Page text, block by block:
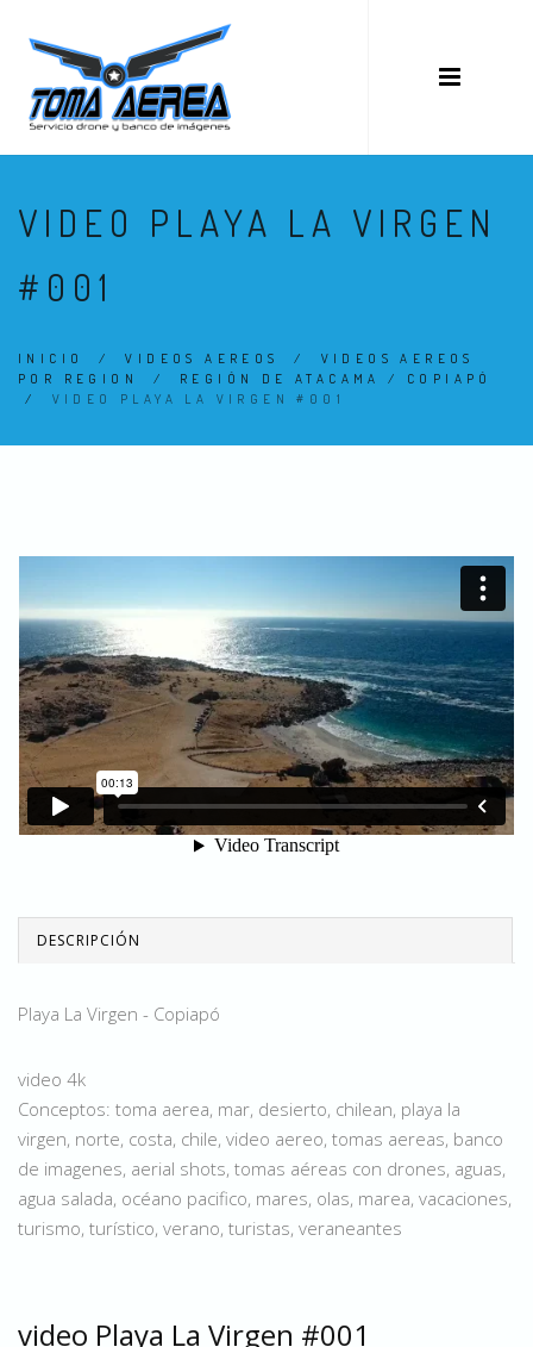
VIDEO PLAYA LA VIRGEN
#001
INICIO /VIDEOS AEREOS / VIDEOS AEREOS
POR REGION
/ REGIÓN DE ATACAMA / COPIAPÓ
/ VIDEO PLAYA LA VIRGEN #001
DESCRIPCIÓN
Playa La Virgen - Copiapó
video 4k
Conceptos: toma aerea, mar, desierto, chilean, playa la
virgen, norte, costa, chile, video aereo, tomas aereas, banco
de imagenes, aerial shots, tomas aéreas con drones, aguas,
agua salada, océano pacifico, mares, olas, marea, vacaciones,
turismo, turístico, verano, turistas, veraneantes
video Playa La Virgen #001